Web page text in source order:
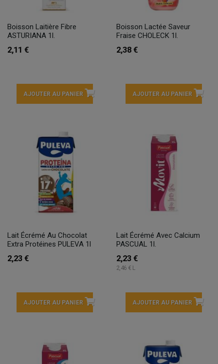
Boisson Laitière Fibre
ASTURIANA 1l.
2,11 €
AJOUTER AU PANIER
Boisson Lactée Saveur
Fraise CHOLECK 1l.
2,38 €
AJOUTER AU PANIER
Lait Écrémé Au Chocolat
Extra Protéines PULEVA 1l
2,23 €
AJOUTER AU PANIER
Lait Écrémé Avec Calcium
PASCUAL 1l.
2,23 €
2,46 € L
AJOUTER AU PANIER